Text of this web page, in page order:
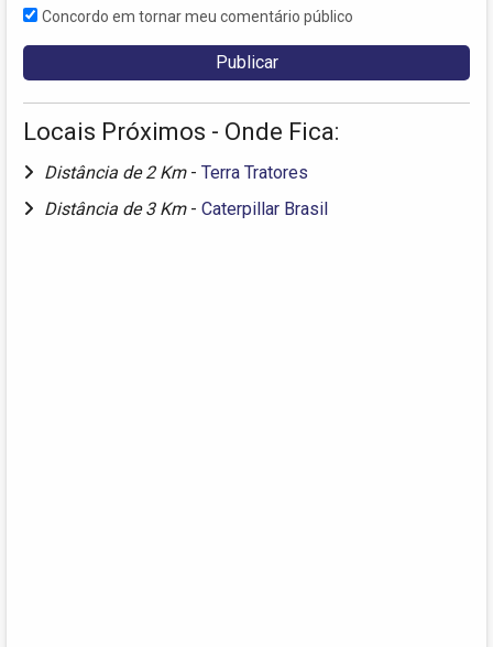
Concordo em tornar meu comentário público
Locais Próximos - Onde Fica:
Distância de 2 Km - Terra Tratores
Distância de 3 Km - Caterpillar Brasil